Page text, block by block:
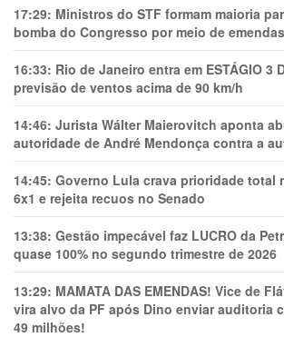
17:29: Ministros do STF formam maioria
bomba do Congresso por meio de emendas
16:33: Rio de Janeiro entra em ESTÁGIO 3
previsão de ventos acima de 90 km/h
14:46: Jurista Wálter Maierovitch aponta
autoridade de André Mendonça contra a
14:45: Governo Lula crava prioridade total
6x1 e rejeita recuos no Senado
13:38: Gestão impecável faz LUCRO da
quase 100% no segundo trimestre de 2026
13:29: MAMATA DAS EMENDAS! Vice de
vira alvo da PF após Dino enviar auditoria
49 milhões!